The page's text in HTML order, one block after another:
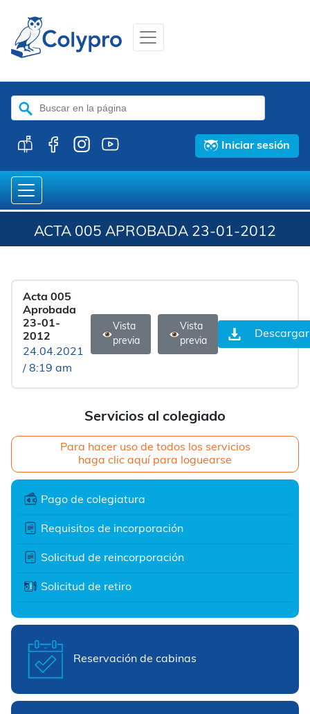
Buscar:
Iniciar sesión
ACTA 005 APROBADA 23-01-2012
Servicios al colegiado
Para hacer uso de todos los servicios
haga clic aquí para loguearse
Pago de colegiatura
Requisitos de incorporación
Solicitud de reincorporación
Solicitud de retiro
Reservación de cabinas
Acta 005
Aprobada
23-01-
2012
24.04.2021
/ 8:19 am
Vista
previa
Vista
previa
Descargar